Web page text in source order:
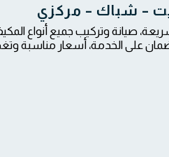
– شباك – مركزي
صيانة وتركيب جميع أنواع
على الخدمة، أسعار مناسبة